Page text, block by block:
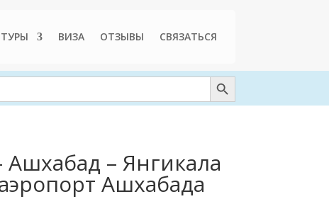
ТУРЫ ВИЗА ОТЗЫВЫ СВЯЗАТЬСЯ
Search Button
– Янгикала
Ашхабада